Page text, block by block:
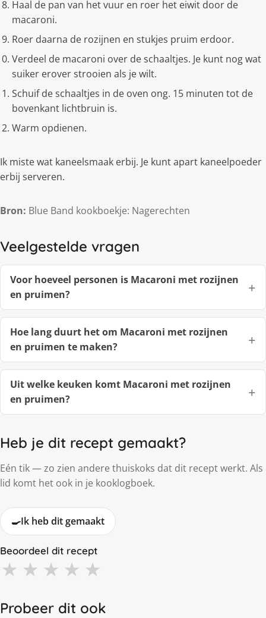
Haal de pan van het vuur en roer het eiwit door de
macaroni.
Roer daarna de rozijnen en stukjes pruim erdoor.
Verdeel de macaroni over de schaaltjes. Je kunt nog wat
suiker erover strooien als je wilt.
Schuif de schaaltjes in de oven ong. 15 minuten tot de
bovenkant lichtbruin is.
Warm opdienen.
Ik miste wat kaneelsmaak erbij. Je kunt apart kaneelpoeder
erbij serveren.
Bron: Blue Band kookboekje: Nagerechten
Veelgestelde vragen
Voor hoeveel personen is Macaroni met rozijnen
en pruimen?
Hoe lang duurt het om Macaroni met rozijnen
en pruimen te maken?
Uit welke keuken komt Macaroni met rozijnen
en pruimen?
Heb je dit recept gemaakt?
Eén tik — zo zien andere thuiskoks dat dit recept werkt. Als
lid komt het ook in je kooklogboek.
🍳Ik heb dit gemaakt
Beoordeel dit recept
★ ★ ★ ★ ★
Probeer dit ook